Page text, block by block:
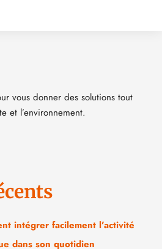
vous donner des solutions tout
et l’environnement.
intégrer facilement l’activité
dans son quotidien